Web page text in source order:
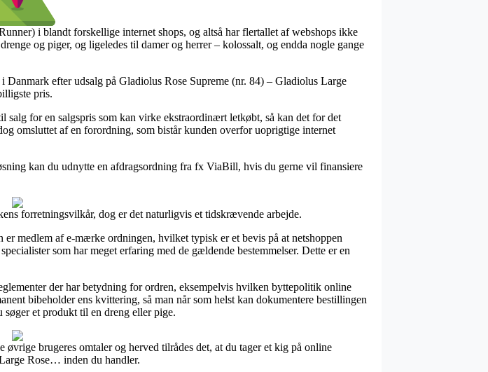
i blandt forskellige internet shops, og altså har flertallet af webshops ikke
og piger, og ligeledes til damer og herrer – kolossalt, og endda nogle gange
efter udsalg på Gladiolus Rose Supreme (nr. 84) – Gladiolus Large
pris.
for en salgspris som kan virke ekstraordinært letkøbt, så kan det for det
omsluttet af en forordning, som bistår kunden overfor uoprigtige internet
kan du udnytte en afdragsordning fra fx ViaBill, hvis du gerne vil finansiere
forretningsvilkår, dog er det naturligvis et tidskrævende arbejde.
medlem af e-mærke ordningen, hvilket typisk er et bevis på at netshoppen
som har meget erfaring med de gældende bestemmelser. Dette er en
der har betydning for ordren, eksempelvis hvilken byttepolitik online
bibeholder ens kvittering, så man når som helst kan dokumentere bestillingen
et produkt til en dreng eller pige.
brugeres omtaler og herved tilrådes det, at du tager et kig på online
Rose… inden du handler.